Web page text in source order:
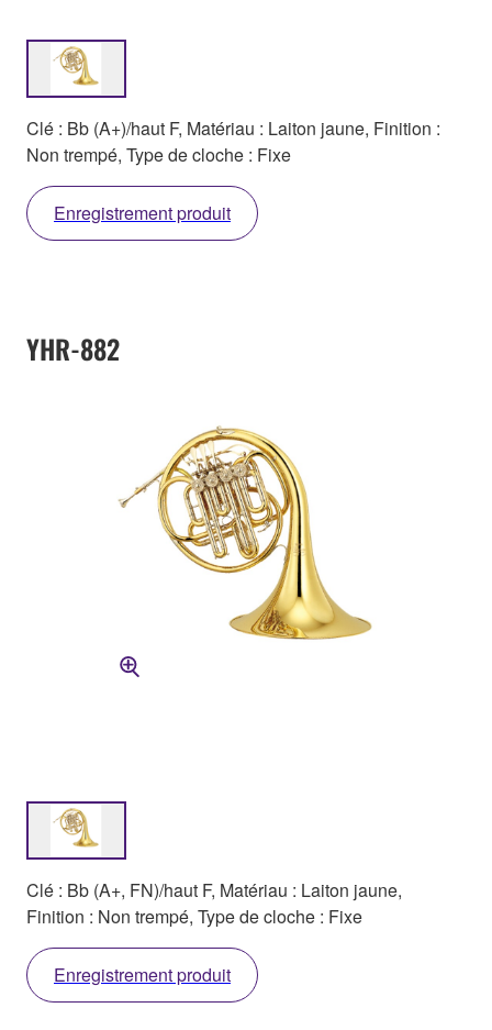
Clé : Bb (A+)/haut F, Matériau : Laiton jaune, Finition :
Non trempé, Type de cloche : Fixe
Enregistrement produit
YHR-882
Clé : Bb (A+, FN)/haut F, Matériau : Laiton jaune,
Finition : Non trempé, Type de cloche : Fixe
Enregistrement produit